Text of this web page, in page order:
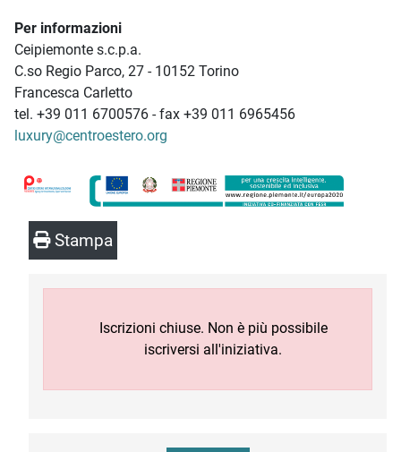
Per informazioni
Ceipiemonte s.c.p.a.
C.so Regio Parco, 27 - 10152 Torino
Francesca Carletto
tel. +39 011 6700576 - fax +39 011 6965456
luxury@centroestero.org
Stampa
Iscrizioni chiuse. Non è più possibile
iscriversi all'iniziativa.